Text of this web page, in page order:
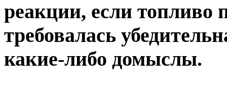
реакции, если топливо
требовалась
какие-либо домыслы.